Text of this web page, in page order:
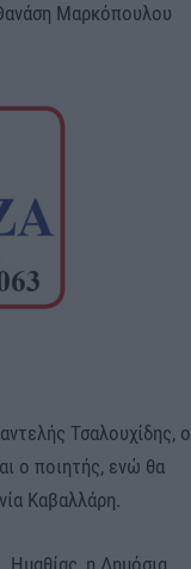
Μαρκόπουλου
Τσαλουχίδης, ο
ο ποιητής, ενώ θα
Καβαλλάρη.